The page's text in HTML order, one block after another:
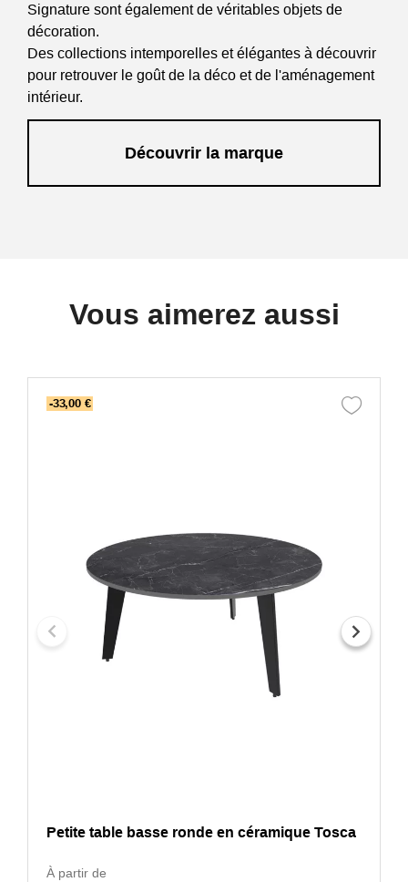
Signature sont également de véritables objets de
décoration.
Des collections intemporelles et élégantes à découvrir
pour retrouver le goût de la déco et de l'aménagement
intérieur.
Découvrir la marque
Vous aimerez aussi
-33,00 €
Petite table basse ronde en céramique Tosca
À partir de